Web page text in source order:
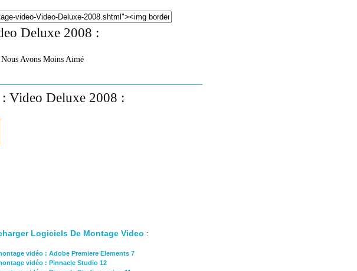
Deluxe 2008 :
Nous Avons Moins Aimé
Video Deluxe 2008 :
Logiciels De Montage Video :
vidéo : Adobe Premiere Elements 7
vidéo : Pinnacle Studio 12